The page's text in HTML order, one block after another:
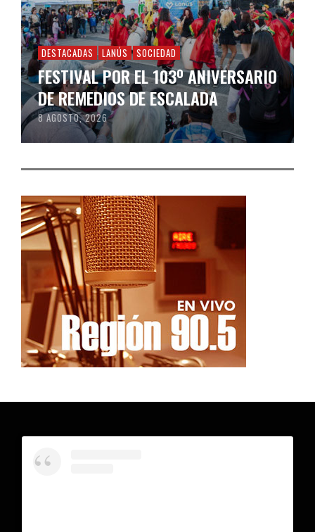
DESTACADAS LANÚS SOCIEDAD
FESTIVAL POR EL 103º ANIVERSARIO
DE REMEDIOS DE ESCALADA
8 AGOSTO, 2026